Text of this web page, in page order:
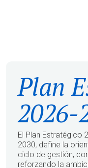
Plan
2026-
El Plan Estratégico
2030, define la
ciclo de gestión,
reforzando la